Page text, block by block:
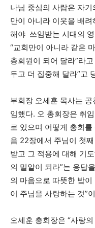
나님 중심의 사람은 자
만이 아니라 이웃을 배
해야 쓰임받는 시대의
“교회만이 아니라 같은
총회원이 되어 달라”라
두고 더 집중해 달라”고
부회장 오세훈 목사는
임했다. 오 총회장은 취
로 있으며 어떻게 총회
음 22장에서 주님이 첫
받고 그 적용에 대해 기
의 밀알이 되라”는 응답
의 마음으로 따뜻한 밥
이 주님을 사랑하는 것”
오세훈 총회장은 “사랑